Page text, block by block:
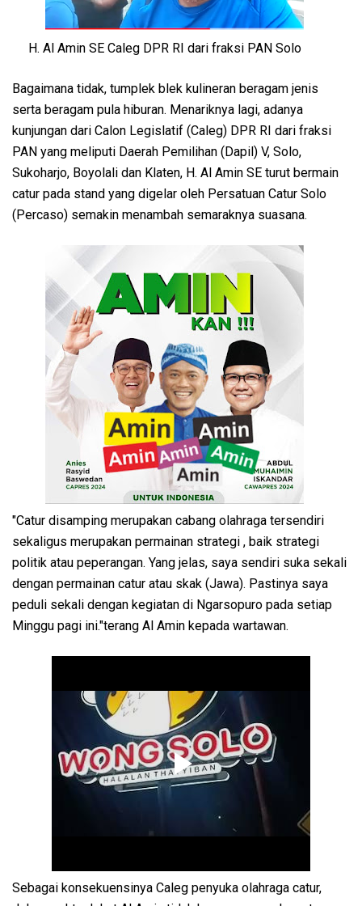
H. Al Amin SE Caleg DPR RI dari fraksi PAN Solo
Bagaimana tidak, tumplek blek kulineran beragam jenis
serta beragam pula hiburan. Menariknya lagi, adanya
kunjungan dari Calon Legislatif (Caleg) DPR RI dari fraksi
PAN yang meliputi Daerah Pemilihan (Dapil) V, Solo,
Sukoharjo, Boyolali dan Klaten, H. Al Amin SE turut bermain
catur pada stand yang digelar oleh Persatuan Catur Solo
(Percaso) semakin menambah semaraknya suasana.
"Catur disamping merupakan cabang olahraga tersendiri
sekaligus merupakan permainan strategi , baik strategi
politik atau peperangan. Yang jelas, saya sendiri suka sekali
dengan permainan catur atau skak (Jawa). Pastinya saya
peduli sekali dengan kegiatan di Ngarsopuro pada setiap
Minggu pagi ini."terang Al Amin kepada wartawan.
Sebagai konsekuensinya Caleg penyuka olahraga catur,